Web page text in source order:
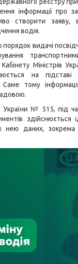
інформації про
створити заяву,
водія.
видачі
Кабінету Міністрів
на підставі
тому
№ 515, під
здійснюється
нею даних,